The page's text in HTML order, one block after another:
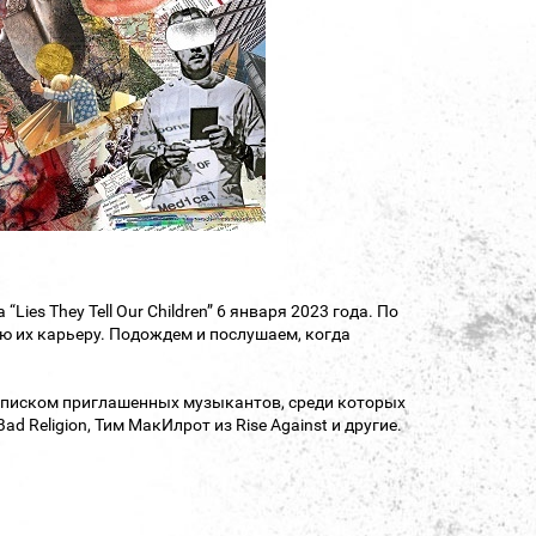
They Tell Our Children” 6 января 2023 года. По
их карьеру. Подождем и послушаем, когда
приглашенных музыкантов, среди которых
Religion, Тим МакИлрот из Rise Against и другие.